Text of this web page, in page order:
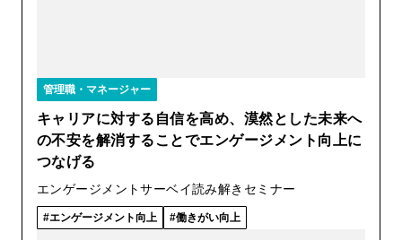
管理職・マネージャー
キャリアに対する自信を高め、漠然とした未来へ
の不安を解消することでエンゲージメント向上に
つなげる
エンゲージメントサーベイ読み解きセミナー
エンゲージメント向上 働きがい向上